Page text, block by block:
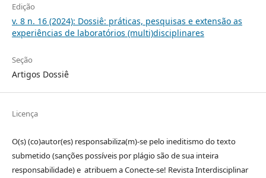
Edição
v. 8 n. 16 (2024): Dossiê: práticas, pesquisas e extensão as
experiências de laboratórios (multi)disciplinares
Seção
Artigos Dossiê
Licença
O(s) (co)autor(es) responsabiliza(m)-se pelo ineditismo do texto
submetido (sanções possíveis por plágio são de sua inteira
responsabilidade) e atribuem a Conecte-se! Revista Interdisciplinar